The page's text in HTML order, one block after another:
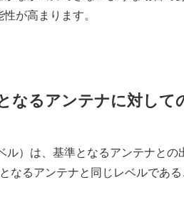
が高まります。
なるアンテナに対して
）は、基準となるアンテナと
るアンテナと同じレベルである